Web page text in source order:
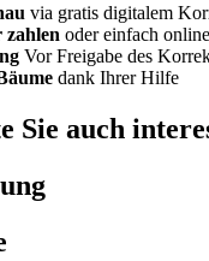
via gratis digitalem
zahlen oder einfach
Vor Freigabe des
dank Ihrer Hilfe
Sie auch